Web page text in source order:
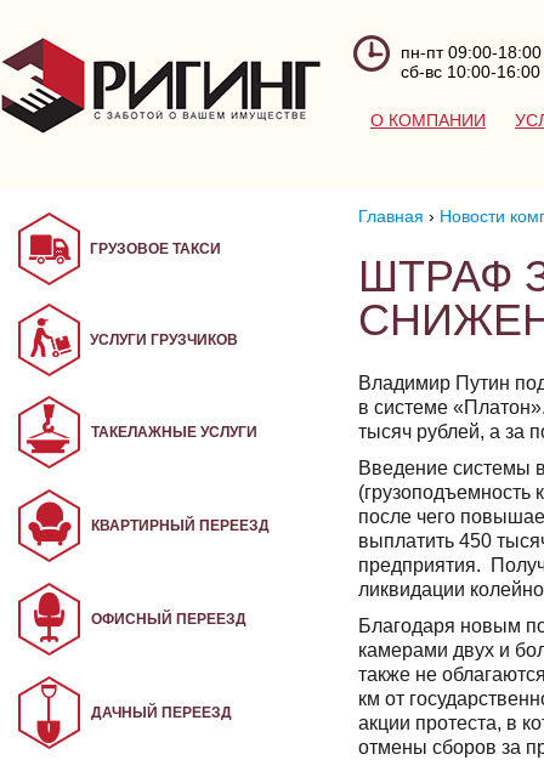
пн-пт 09:00-18:00
сб-вс 10:00-16:00
О КОМПАНИИ
Главная › Новости
ШТРАФ
Владимир Путин
в системе
тысяч рублей, а за
Введение системы
(грузоподъемность
после чего
выплатить 450
предприятия.
ликвидации
Благодаря новым
камерами двух и
также не
км от
акции протеста, в
отмены сборов за
ГРУЗОВОЕ ТАКСИ
УСЛУГИ ГРУЗЧИКОВ
ТАКЕЛАЖНЫЕ УСЛУГИ
КВАРТИРНЫЙ ПЕРЕЕЗД
ОФИСНЫЙ ПЕРЕЕЗД
ДАЧНЫЙ ПЕРЕЕЗД